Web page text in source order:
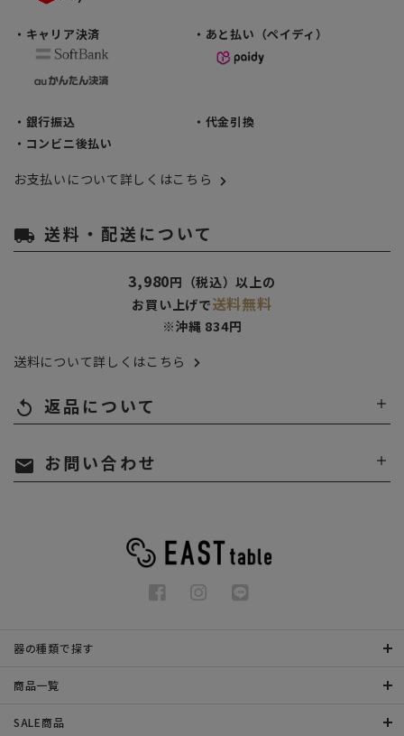
・キャリア決済 ・あと払い（ペイディ）
・銀行振込
・代金引換
・コンビニ後払い
お支払いについて詳しくはこちら
local_shipping 送料・配送について
3,980円（税込）以上の
お買い上げで送料無料
※沖縄 834円
送料について詳しくはこちら
replay 返品について
mail お問い合わせ
器の種類で探す
商品一覧
SALE商品